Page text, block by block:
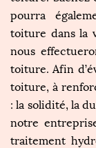
pourra
toiture dans la
nous
toiture. Afin
toiture, à
: la solidité, la
notre
traitement